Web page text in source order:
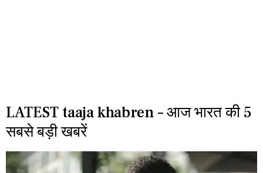
LATEST taaja khabren – आज भारत की 5
सबसे बड़ी खबरें